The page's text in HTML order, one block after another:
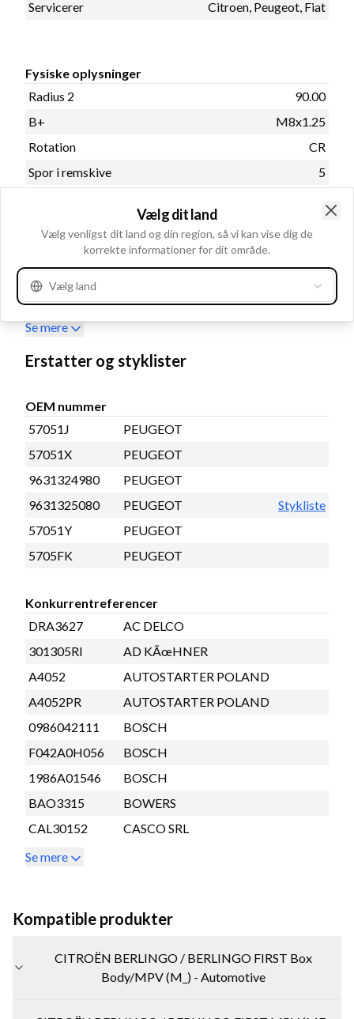
Servicerer Citroen, Peugeot, Fiat
Fysiske oplysninger
Radius 2
90.00
B+
M8x1.25
Rotation
CR
Spor i remskive
5
Remskivediameter
56.00
Remskive
SP
Se mere
Erstatter og styklister
OEM nummer
57051J
PEUGEOT
57051X
PEUGEOT
9631324980
PEUGEOT
9631325080
PEUGEOT
Stykliste
57051Y
PEUGEOT
5705FK
PEUGEOT
Konkurrentreferencer
DRA3627
AC DELCO
301305RI
AD KÃœHNER
A4052
AUTOSTARTER POLAND
A4052PR
AUTOSTARTER POLAND
0986042111
BOSCH
F042A0H056
BOSCH
1986A01546
BOSCH
BAO3315
BOWERS
CAL30152
CASCO SRL
Se mere
Kompatible produkter
CITROËN BERLINGO / BERLINGO FIRST Box
Body/MPV (M_) - Automotive
Vælg dit land
Vælg venligst dit land og din region, så vi kan vise dig de
korrekte informationer for dit område.
Vælg land